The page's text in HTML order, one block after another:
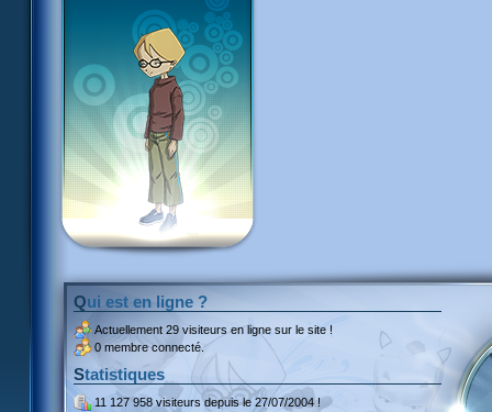
Qui est en ligne ?
Actuellement 29 visiteurs en ligne sur le site !
0 membre connecté.
Statistiques
11 127 958 visiteursdepuis le 27/07/2004 !